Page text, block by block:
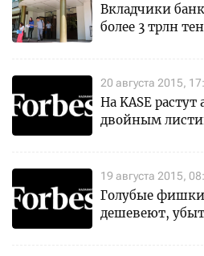
Вкладчики
более 3 трлн
20 августа 2015,
На KASE
двойным
19 августа 2015,
Голубые
дешевеют,